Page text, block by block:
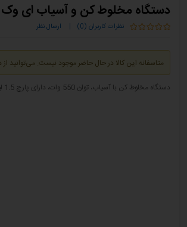
دستگاه مخلوط کن و آسیاب ای وک Evoque مدل BL 9008
نظرات کاربران (0) | ارسال نظر
متاسفانه این کالا در حال حاضر موجود نیست. می‌توانید از
دستگاه مخلوط کن با آسیاب، توان 550 وات، دارای پارچ 1.5 لیتری